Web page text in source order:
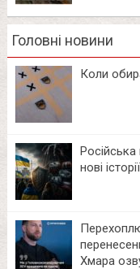
Головні новини
Коли
нові
Хмара